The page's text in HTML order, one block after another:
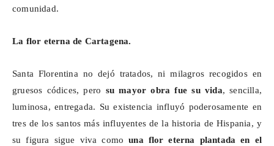
comunidad.
La flor eterna de Cartagena.
Santa Florentina no dejó tratados, ni milagros recogidos en
gruesos códices, pero su mayor obra fue su vida, sencilla,
luminosa, entregada. Su existencia influyó poderosamente en
tres de los santos más influyentes de la historia de Hispania, y
su figura sigue viva comouna flor eterna plantada en el